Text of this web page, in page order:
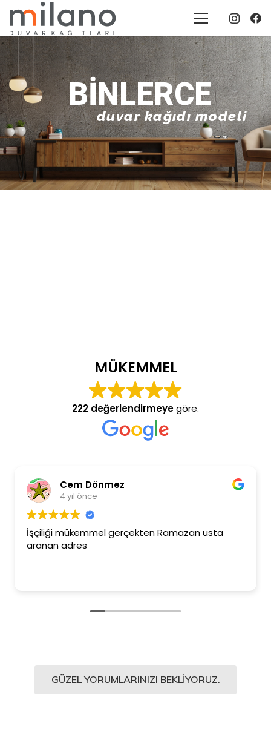
BINLERCE
duvar kağıdı modeli
MÜKEMMEL
222 değerlendirmeyegöre.
Cem Dönmez
4 yıl önce
mükemmel gerçekten Ramazan usta
adres
GÜZEL YORUMLARINIZI BEKLIYORUZ.